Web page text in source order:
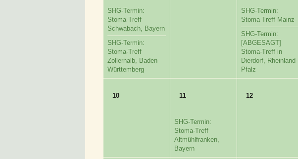
SHG-Termin:
Stoma-Treff
Schwabach, Bayern
SHG-Termin:
Stoma-Treff
Zollernalb, Baden-
Württemberg
SHG-Termin:
Stoma-Treff Mainz
SHG-Termin:
[ABGESAGT]
Stoma-Treff in
Dierdorf, Rheinland-
Pfalz
10 11
SHG-Termin:
Stoma-Treff
Altmühlfranken,
Bayern
12